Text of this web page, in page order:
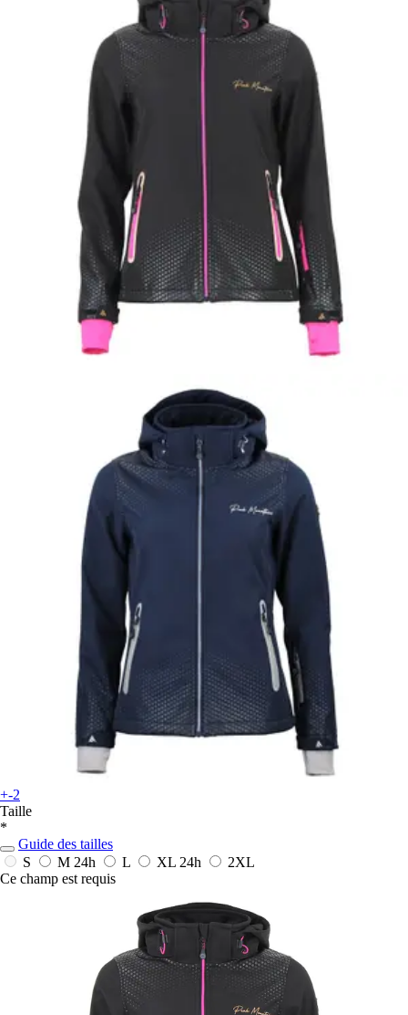
+-2
Taille
*
Guide des tailles
S
M 24h L XL 24h
2XL
Ce champ est requis